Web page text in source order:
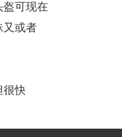
盔可现在
又或者
很快